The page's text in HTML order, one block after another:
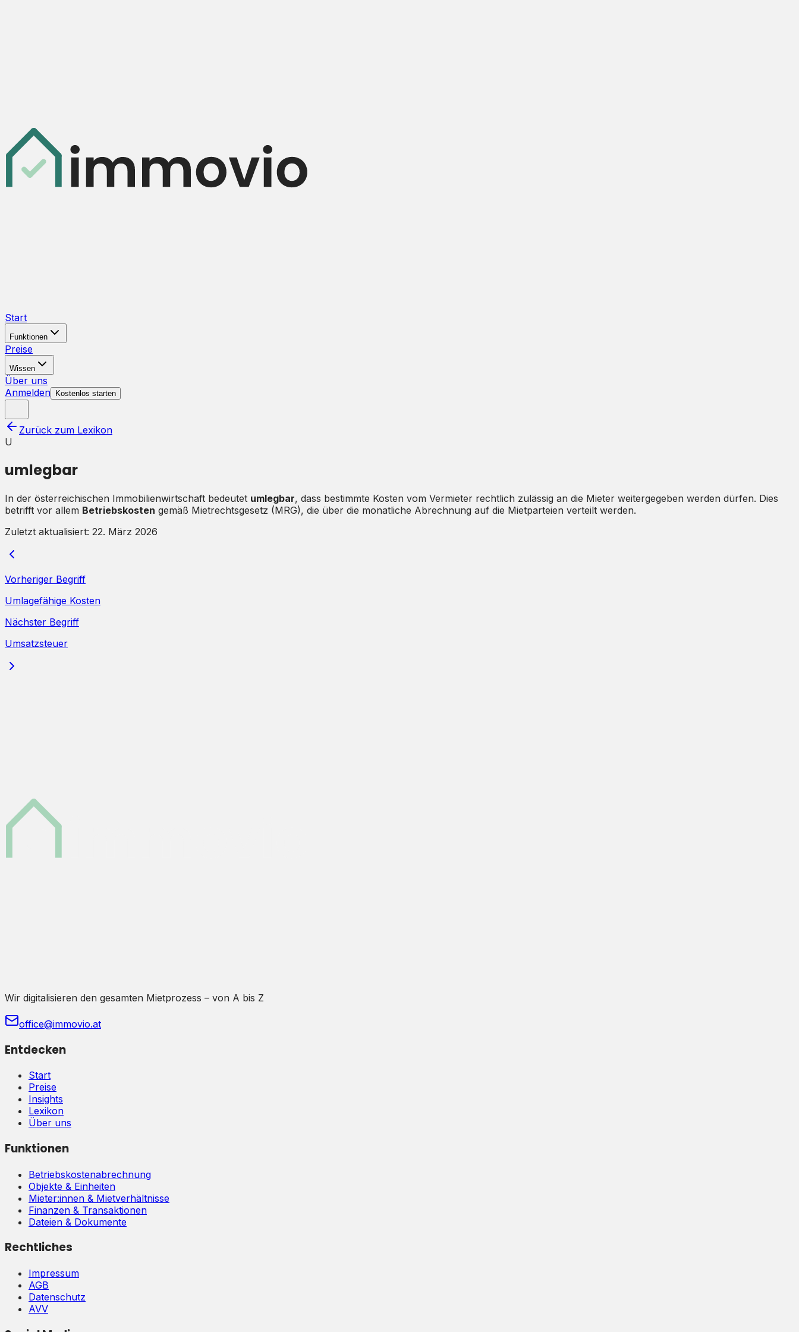
Start
Funktionen
Preise
Wissen
Über uns
Anmelden
Kostenlos starten
Zurück zum Lexikon
U
umlegbar
In der österreichischen Immobilienwirtschaft bedeutet umlegbar, dass bestimmte Kosten vom Vermieter rechtlich zulässig an die Mieter weitergegeben werden dürfen. Dies
betrifft vor allem Betriebskosten gemäß Mietrechtsgesetz (MRG), die über die monatliche Abrechnung auf die Mietparteien verteilt werden.
Zuletzt aktualisiert: 22. März 2026
Vorheriger Begriff
Umlagefähige Kosten
Nächster Begriff
Umsatzsteuer
Wir digitalisieren den gesamten Mietprozess – von A bis Z
office@immovio.at
Entdecken
Start
Preise
Insights
Lexikon
Über uns
Funktionen
Betriebskostenabrechnung
Objekte & Einheiten
Mieter:innen & Mietverhältnisse
Finanzen & Transaktionen
Dateien & Dokumente
Rechtliches
Impressum
AGB
Datenschutz
AVV